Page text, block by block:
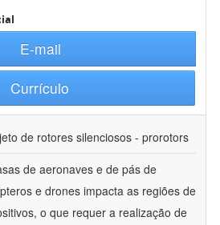
E-mail
Currículo
de rotores silenciosos - prorotors
de aeronaves e de pás de
e drones impacta as regiões de
o que requer a realização de